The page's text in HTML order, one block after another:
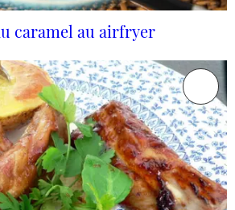
caramel au airfryer